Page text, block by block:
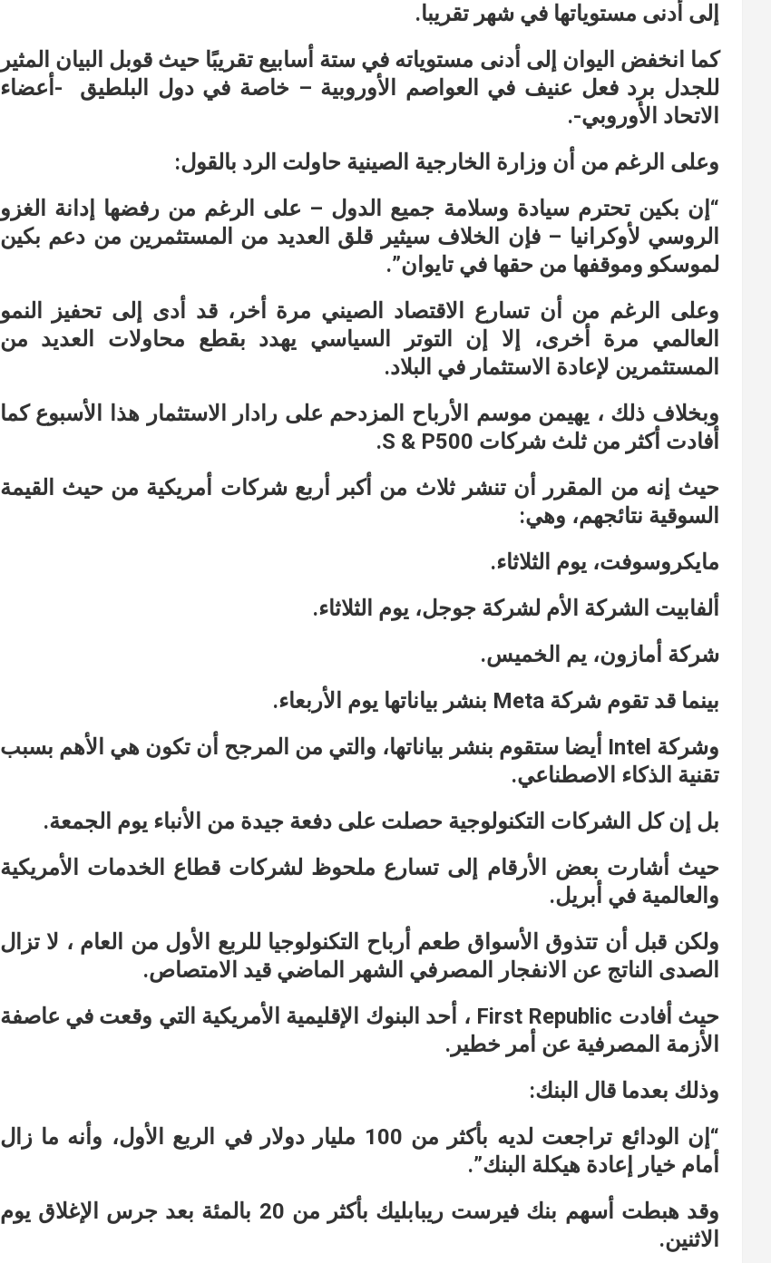
إلى أدنى مستوياتها في شهر تقريبا.
كما انخفض اليوان إلى أدنى مستوياته في ستة أسابيع تقريبًا حيث قوبل البيان المثير
للجدل برد فعل عنيف في العواصم الأوروبية – خاصة في دول البلطيق -أعضاء
الاتحاد الأوروبي-.
وعلى الرغم من أن وزارة الخارجية الصينية حاولت الرد بالقول:
“إن بكين تحترم سيادة وسلامة جميع الدول – على الرغم من رفضها إدانة الغزو
الروسي لأوكرانيا – فإن الخلاف سيثير قلق العديد من المستثمرين من دعم بكين
لموسكو وموقفها من حقها في تايوان”.
وعلى الرغم من أن تسارع الاقتصاد الصيني مرة أخر، قد أدى إلى تحفيز النمو
العالمي مرة أخرى، إلا إن التوتر السياسي يهدد بقطع محاولات العديد من
المستثمرين لإعادة الاستثمار في البلاد.
وبخلاف ذلك ، يهيمن موسم الأرباح المزدحم على رادار الاستثمار هذا الأسبوع كما
أفادت أكثر من ثلث شركات S & P500.
حيث إنه من المقرر أن تنشر ثلاث من أكبر أربع شركات أمريكية من حيث القيمة
السوقية نتائجهم، وهي:
مايكروسوفت، يوم الثلاثاء.
ألفابيت الشركة الأم لشركة جوجل، يوم الثلاثاء.
شركة أمازون، يم الخميس.
بينما قد تقوم شركة Meta بنشر بياناتها يوم الأربعاء.
وشركة Intel أيضا ستقوم بنشر بياناتها، والتي من المرجح أن تكون هي الأهم بسبب
تقنية الذكاء الاصطناعي.
بل إن كل الشركات التكنولوجية حصلت على دفعة جيدة من الأنباء يوم الجمعة.
حيث أشارت بعض الأرقام إلى تسارع ملحوظ لشركات قطاع الخدمات الأمريكية
والعالمية في أبريل.
ولكن قبل أن تتذوق الأسواق طعم أرباح التكنولوجيا للربع الأول من العام ، لا تزال
الصدى الناتج عن الانفجار المصرفي الشهر الماضي قيد الامتصاص.
حيث أفادت First Republic ، أحد البنوك الإقليمية الأمريكية التي وقعت في عاصفة
الأزمة المصرفية عن أمر خطير.
وذلك بعدما قال البنك:
“إن الودائع تراجعت لديه بأكثر من 100 مليار دولار في الربع الأول، وأنه ما زال
أمام خيار إعادة هيكلة البنك”.
وقد هبطت أسهم بنك فيرست ريبابليك بأكثر من 20 بالمئة بعد جرس الإغلاق يوم
الاثنين.